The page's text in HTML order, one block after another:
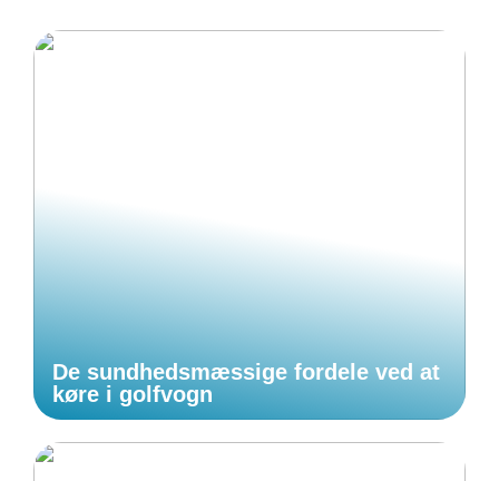
De sundhedsmæssige fordele ved at
køre i golfvogn